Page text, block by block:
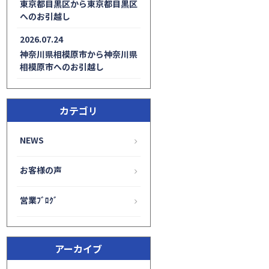
東京都目黒区から東京都目黒区
へのお引越し
2026.07.24
神奈川県相模原市から神奈川県
相模原市へのお引越し
カテゴリ
NEWS
お客様の声
営業ﾌﾞﾛｸﾞ
アーカイブ